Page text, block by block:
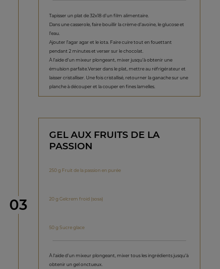
Tapisser un plat de 32x18 d’un film alimentaire.
Dans une casserole, faire bouillir la crème d’avoine, le glucose et
l’eau.
Ajouter l’agar agar et le iota. Faire cuire tout en fouettant
pendant 2 minutes et verser sur le chocolat.
À l’aide d’un mixeur plongeant, mixer jusqu’à obtenir une
émulsion parfaite.Verser dans le plat, mettre au réfrigérateur et
laisser cristalliser. Une fois cristallisé, retourner la ganache sur une
planche à découper et la couper en fines lamelles.
étape
03
GEL AUX FRUITS DE LA
PASSION
250 g Fruit de la passion en purée
20 g Gelcrem froid (sosa)
50 g Sucre glace
À l’aide d’un mixeur plongeant, mixer tous les ingrédients jusqu’à
obtenir un gel onctueux.